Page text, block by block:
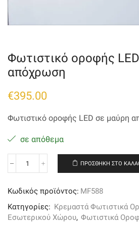
Φωτιστικό οροφής
απόχρωση
€395.00
Φωτιστικό οροφής LED σε μαύρη
σε απόθεμα
Φωτιστικό
σε
μαύρη
απόχρωση
ποσότητα
ΠΡΟΣΘΉΚΗ ΣΤΟ
Κωδικός προϊόντος: MF588
Κατηγορίες: Κρεμαστά Φωτιστικά
Εσωτερικού Χώρου, Φωτιστικά